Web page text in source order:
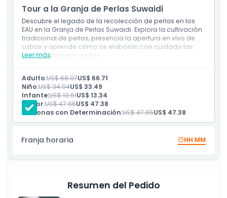
Horario de Apertura
Cosas a Saber
Cómo Canjear
Código de Vestimenta
Tour a la Granja de Perlas Suwaidi
Descubre el legado de la recolección de perlas en los
EAU en la Granja de Perlas Suwaidi. Explora la cultivación
tradicional de perlas, presencia la apertura en vivo de
ostras y aprende cómo se elaboran con cuidado las
perlas cultivadas de lujo.
Leer más
Entrada a las atracciones
Aperitivos con agua, refrescos, dátiles, té árabe
tradicional y café
Apertura de ostras en vivo
Adulto:US$ 68.07US$ 66.71
Niño:US$ 34.04US$ 33.49
Infante:US$ 13.61US$ 13.34
Senior:US$ 47.65US$ 47.38
Personas con Determinación:US$ 47.65US$ 47.38
Franja horaria HH:MM
Resumen del Pedido